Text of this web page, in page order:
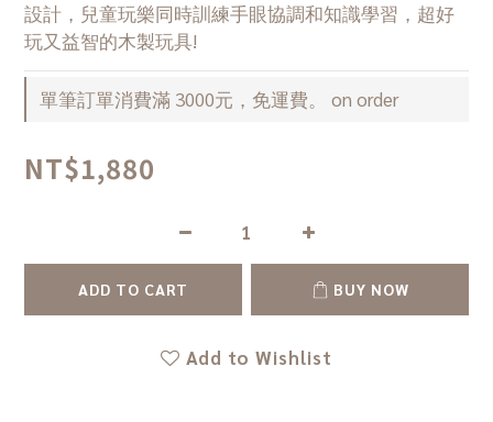
設計，兒童玩樂同時訓練手眼協調和知識學習，超好
玩又益智的木製玩具!
單筆訂單消費滿 3000元，免運費。 on order
NT$1,880
ADD TO CART BUY NOW
Add to Wishlist